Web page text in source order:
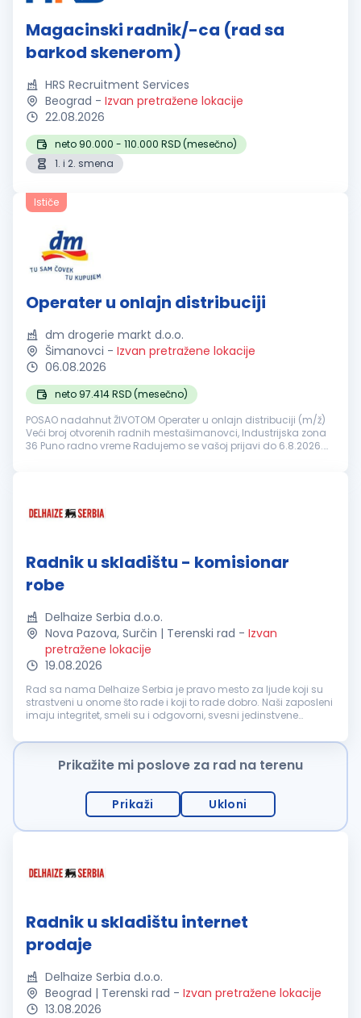
Magacinski radnik/-ca (rad sa
barkod skenerom)
HRS Recruitment Services
Beograd - Izvan pretražene lokacije
22.08.2026
neto 90.000 - 110.000 RSD (mesečno)
1. i 2. smena
Ističe
Operater u onlajn distribuciji
dm drogerie markt d.o.o.
Šimanovci - Izvan pretražene lokacije
06.08.2026
neto 97.414 RSD (mesečno)
POSAO nadahnut ŽIVOTOM Operater u onlajn distribuciji (m/ž)
Veći broj otvorenih radnih mestašimanovci, Industrijska zona
36 Puno radno vreme Radujemo se vašoj prijavi do 6.8.2026.
Radnik u skladištu - komisionar
robe
Delhaize Serbia d.o.o.
Nova Pazova, Surčin | Terenski rad - Izvan
pretražene lokacije
19.08.2026
Rad sa nama Delhaize Serbia je pravo mesto za ljude koji su
strastveni u onome što rade i koji to rade dobro. Naši zaposleni
imaju integritet, smeli su i odgovorni, svesni jedinstvene
on...
Prikažite mi poslove za rad na terenu
Prikaži Ukloni
Radnik u skladištu internet
prodaje
Delhaize Serbia d.o.o.
Beograd | Terenski rad - Izvan pretražene lokacije
13.08.2026